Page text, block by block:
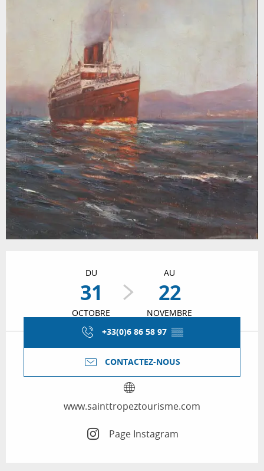
DU
31
OCTOBRE
AU
22
NOVEMBRE
+33(0)6 86 58 97 ▒▒
CONTACTEZ-NOUS
www.sainttropeztourisme.com
Page Instagram